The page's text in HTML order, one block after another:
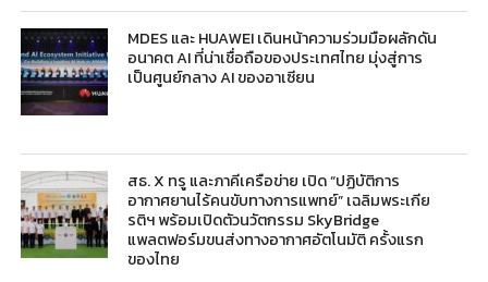
MDES และ HUAWEI เดินหน้าความร่วมมือผลักดัน
อนาคต AI ที่น่าเชื่อถือของประเทศไทย มุ่งสู่การ
เป็นศูนย์กลาง AI ของอาเซียน
สธ. X ทรู และภาคีเครือข่าย เปิด “ปฏิบัติการ
อากาศยานไร้คนขับทางการแพทย์” เฉลิมพระเกีย
รติฯ พร้อมเปิดตัวนวัตกรรม SkyBridge
แพลตฟอร์มขนส่งทางอากาศอัตโนมัติ ครั้งแรก
ของไทย